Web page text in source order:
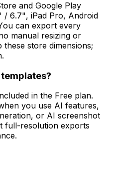
and Google Play
/ 6.7", iPad Pro, Android
can export every
manual resizing or
store dimensions;
in the Free plan.
you use AI features,
or AI screenshot
full-resolution exports